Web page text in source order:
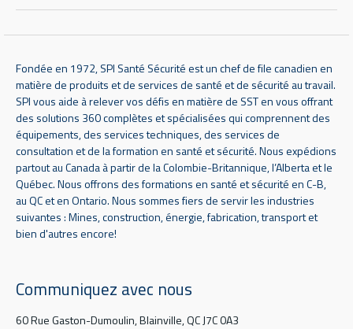
Fondée en 1972, SPI Santé Sécurité est un chef de file canadien en
matière de produits et de services de santé et de sécurité au travail.
SPI vous aide à relever vos défis en matière de SST en vous offrant
des solutions 360 complètes et spécialisées qui comprennent des
équipements, des services techniques, des services de
consultation et de la formation en santé et sécurité. Nous expédions
partout au Canada à partir de la Colombie-Britannique, l’Alberta et le
Québec. Nous offrons des formations en santé et sécurité en C-B,
au QC et en Ontario. Nous sommes fiers de servir les industries
suivantes : Mines, construction, énergie, fabrication, transport et
bien d'autres encore!
Communiquez avec nous
60 Rue Gaston-Dumoulin, Blainville, QC J7C 0A3